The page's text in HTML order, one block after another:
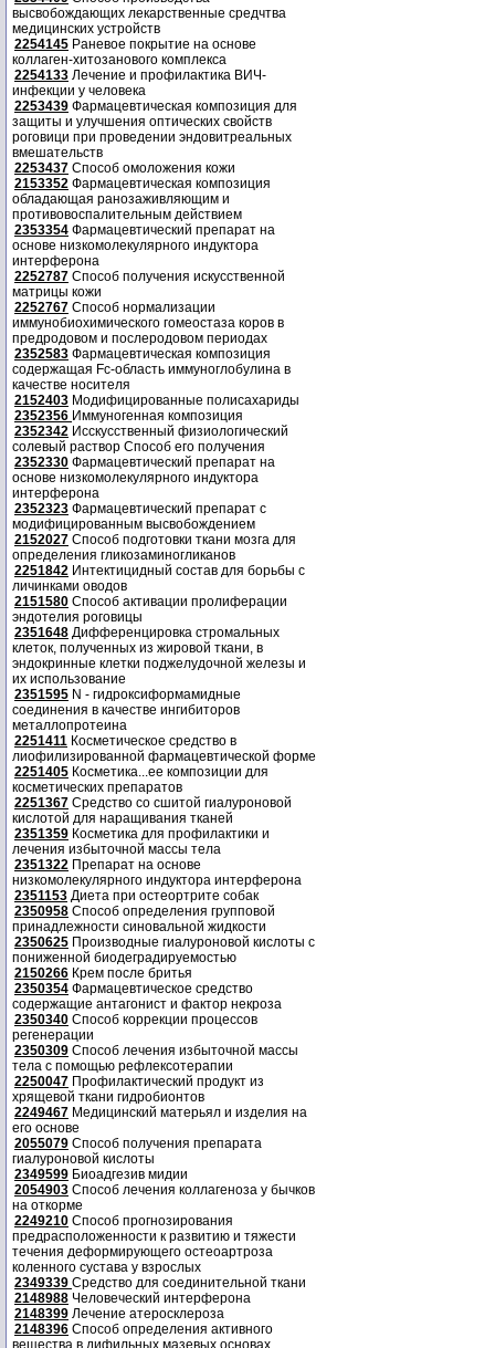
высвобождающих лекарственные средчтва
медицинских устройств
2254145 Раневое покрытие на основе
коллаген-хитозанового комплекса
2254133 Лечение и профилактика ВИЧ-
инфекции у человека
2253439 Фармацевтическая композиция для
защиты и улучшения оптических свойств
роговици при проведении эндовитреальных
вмешательств
2253437 Способ омоложения кожи
2153352 Фармацевтическая композиция
обладающая ранозаживляющим и
противовоспалительным действием
2353354 Фармацевтический препарат на
основе низкомолекулярного индуктора
интерферона
2252787 Способ получения искусственной
матрицы кожи
2252767 Способ нормализации
иммунобиохимического гомеостаза коров в
предродовом и послеродовом периодах
2352583 Фармацевтическая композиция
содержащая Fc-область иммуноглобулина в
качестве носителя
2152403 Модифицированные полисахариды
2352356 Иммуногенная композиция
2352342 Исскусственный физиологический
солевый раствор Способ его получения
2352330 Фармацевтический препарат на
основе низкомолекулярного индуктора
интерферона
2352323 Фармацевтический препарат с
модифицированным высвобождением
2152027 Способ подготовки ткани мозга для
определения гликозаминогликанов
2251842 Интектицидный состав для борьбы с
личинками оводов
2151580 Способ активации пролиферации
эндотелия роговицы
2351648 Дифференцировка стромальных
клеток, полученных из жировой ткани, в
эндокринные клетки поджелудочной железы и
их использование
2351595 N - гидроксиформамидные
соединения в качестве ингибиторов
металлопротеина
2251411 Косметическое средство в
лиофилизированной фармацевтической форме
2251405 Косметика...ее композиции для
косметических препаратов
2251367 Средство со сшитой гиалуроновой
кислотой для наращивания тканей
2351359 Косметика для профилактики и
лечения избыточной массы тела
2351322 Препарат на основе
низкомолекулярного индуктора интерферона
2351153 Диета при остеортрите собак
2350958 Способ определения групповой
принадлежности синовальной жидкости
2350625 Производные гиалуроновой кислоты с
пониженной биодеградируемостью
2150266 Крем после бритья
2350354 Фармацевтическое средство
содержащие антагонист и фактор некроза
2350340 Способ коррекции процессов
регенерации
2350309 Способ лечения избыточной массы
тела с помощью рефлексотерапии
2250047 Профилактический продукт из
хрящевой ткани гидробионтов
2249467 Медицинский матерьял и изделия на
его основе
2055079 Способ получения препарата
гиалуроновой кислоты
2349599 Биоадгезив мидии
2054903 Способ лечения коллагеноза у бычков
на откорме
2249210 Способ прогнозирования
предрасположенности к развитию и тяжести
течения деформирующего остеоартроза
коленного сустава у взрослых
2349339 Средство для соединительной ткани
2148988 Человеческий интерферона
2148399 Лечение атеросклероза
2148396 Способ определения активного
вещества в дифильных мазевых основах